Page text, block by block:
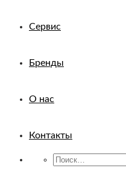
Сервис
Бренды
О нас
Контакты
Искать: